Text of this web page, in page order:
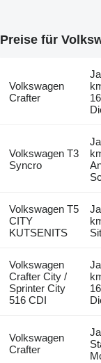
Preise für
Volkswagen
Crafter
Volkswagen T3
Syncro
Volkswagen T5
CITY
KUTSENITS
Volkswagen
Crafter City /
Sprinter City
516 CDI
Volkswagen
Crafter